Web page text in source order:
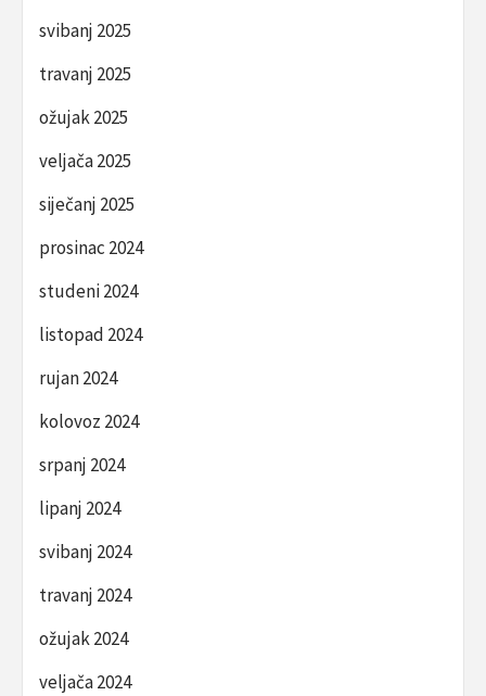
svibanj 2025
travanj 2025
ožujak 2025
veljača 2025
siječanj 2025
prosinac 2024
studeni 2024
listopad 2024
rujan 2024
kolovoz 2024
srpanj 2024
lipanj 2024
svibanj 2024
travanj 2024
ožujak 2024
veljača 2024